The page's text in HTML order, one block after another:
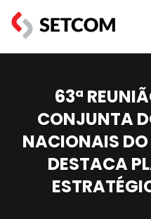
63ª
CONJUNTA
NACIONAIS DO
DESTACA